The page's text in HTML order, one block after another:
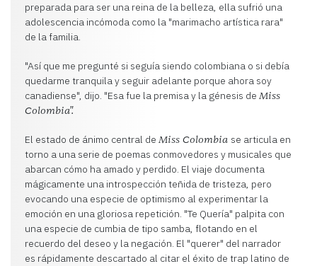
preparada para ser una reina de la belleza, ella sufrió una
adolescencia incómoda como la "marimacho artística rara"
de la familia.
"Así que me pregunté si seguía siendo colombiana o si debía
quedarme tranquila y seguir adelante porque ahora soy
canadiense", dijo. "Esa fue la premisa y la génesis de Miss
Colombia".
El estado de ánimo central de Miss Colombia se articula en
torno a una serie de poemas conmovedores y musicales que
abarcan cómo ha amado y perdido. El viaje documenta
mágicamente una introspección teñida de tristeza, pero
evocando una especie de optimismo al experimentar la
emoción en una gloriosa repetición. "Te Quería" palpita con
una especie de cumbia de tipo samba, flotando en el
recuerdo del deseo y la negación. El "querer" del narrador
es rápidamente descartado al citar el éxito de trap latino de